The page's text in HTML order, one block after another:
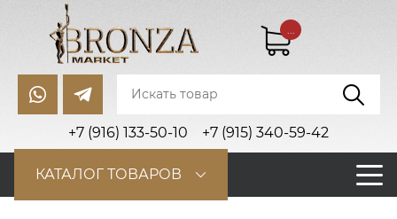
+7 (916) 133-50-10 +7 (915) 340-59-42
...
КАТАЛОГ ТОВАРОВ